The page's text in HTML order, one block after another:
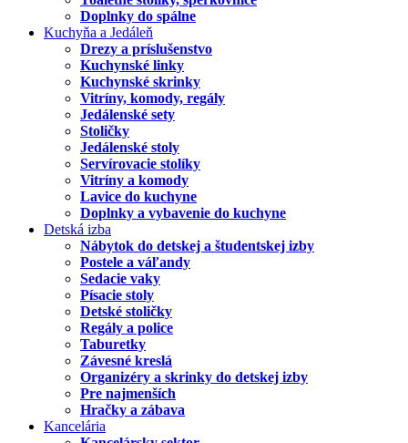
Doplnky do spálne
Kuchyňa a Jedáleň
Drezy a príslušenstvo
Kuchynské linky
Kuchynské skrinky
Vitríny, komody, regály
Jedálenské sety
Stoličky
Jedálenské stoly
Servírovacie stolíky
Vitríny a komody
Lavice do kuchyne
Doplnky a vybavenie do kuchyne
Detská izba
Nábytok do detskej a študentskej izby
Postele a váľandy
Sedacie vaky
Písacie stoly
Detské stoličky
Regály a police
Taburetky
Závesné kreslá
Organizéry a skrinky do detskej izby
Pre najmenších
Hračky a zábava
Kancelária